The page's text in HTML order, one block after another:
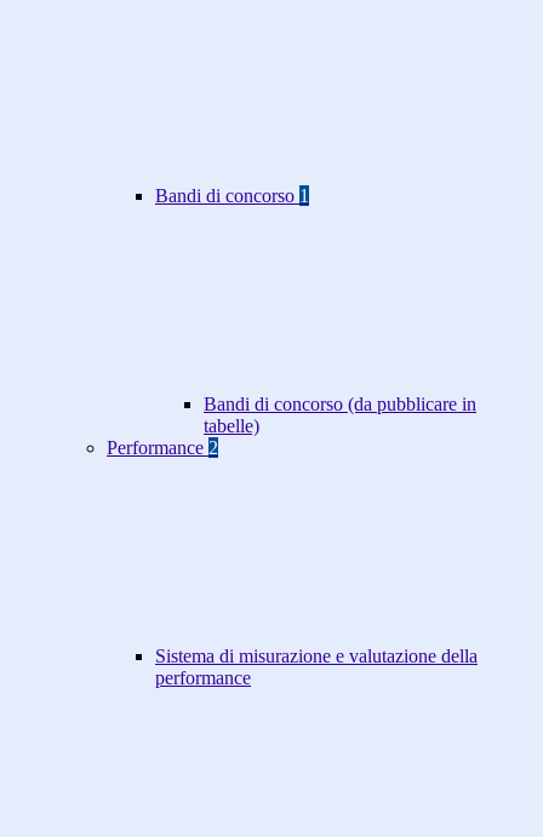
Bandi di concorso 1
Bandi di concorso (da pubblicare in
tabelle)
Performance 2
Sistema di misurazione e valutazione della
performance